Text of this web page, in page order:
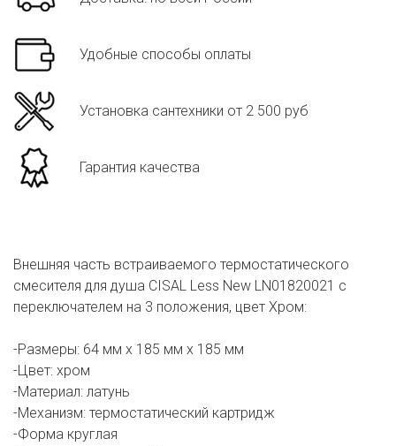
Удобные способы оплаты
Установка сантехники от 2 500 руб
Гарантия качества
Внешняя часть встраиваемого термостатического
смесителя для душа CISAL Less New LN01820021 с
переключателем на 3 положения, цвет Хром:
-Размеры: 64 мм х 185 мм х 185 мм
-Цвет: хром
-Материал: латунь
-Механизм: термостатический картридж
-Форма круглая